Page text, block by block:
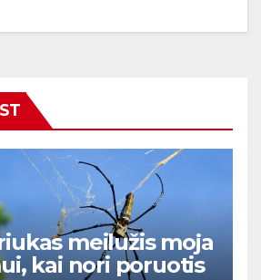
meilužis moja
kai nori poruotis